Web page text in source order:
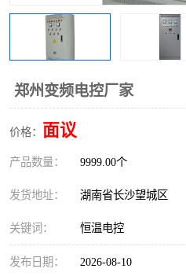
郑州变频电控厂家
价格： 面议
产品数量： 9999.00个
发货地址： 湖南省长沙望城区
关键词： 恒温电控
发布日期： 2026-08-10